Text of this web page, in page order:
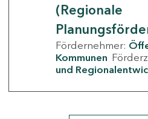
(Regionale
Fördernehmer:
Kommunen
und